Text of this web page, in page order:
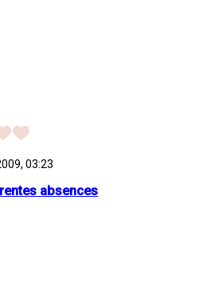
03:23
absences